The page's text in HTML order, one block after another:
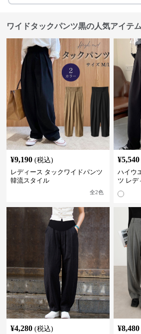
ワイドタックパンツ黒の人気アイテム
¥9,190 (税込)
レディース タックワイドパンツ
韓流スタイル
全2色
¥5,540
ハイウ
ツ レデ
¥4,280 (税込)
¥8,480